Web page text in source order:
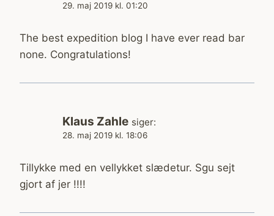
29. maj 2019 kl. 01:20
The best expedition blog I have ever read bar
none. Congratulations!
Klaus Zahle siger:
28. maj 2019 kl. 18:06
Tillykke med en vellykket slædetur. Sgu sejt
gjort af jer !!!!